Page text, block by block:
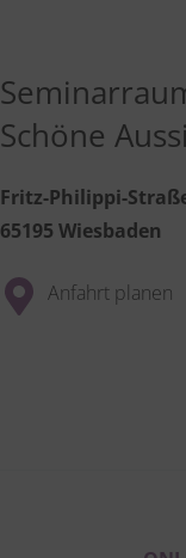
Schöne
Fritz-Philippi-
65195 Wiesbaden
Anfahrt planen